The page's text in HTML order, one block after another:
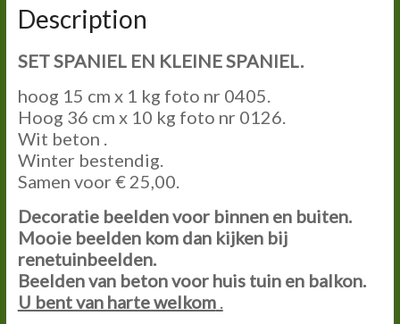
Description
SET SPANIEL EN KLEINE SPANIEL.
hoog 15 cm x 1 kg foto nr 0405.
Hoog 36 cm x 10 kg foto nr 0126.
Wit beton .
Winter bestendig.
Samen voor € 25,00.
Decoratie beelden voor binnen en buiten.
Mooie beelden kom dan kijken bij
renetuinbeelden.
Beelden van beton voor huis tuin en balkon.
U bent van harte welkom.